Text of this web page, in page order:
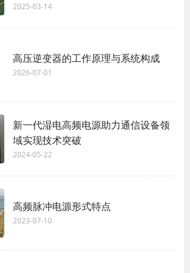
2025-03-14
高压逆变器的工作原理与系统构成
2026-07-01
新一代湿电高频电源助力通信设备领
域实现技术突破
2024-05-22
高频脉冲电源形式特点
2023-07-10